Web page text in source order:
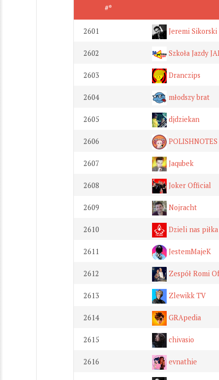
#*
2601 Jeremi Sikorski
2602 Szkoła Jazdy
2603 Dranczips
2604 młodszy brat
2605 djdziekan
2606 POLISHNOTES
2607 Jaqubek
2608 Joker Official
2609 Nojracht
2610 Dzieli nas piłka
2611 JestemMajeK
2612 Zespół Romi
2613 Zlewikk TV
2614 GRApedia
2615 chivasio
2616 evnathie